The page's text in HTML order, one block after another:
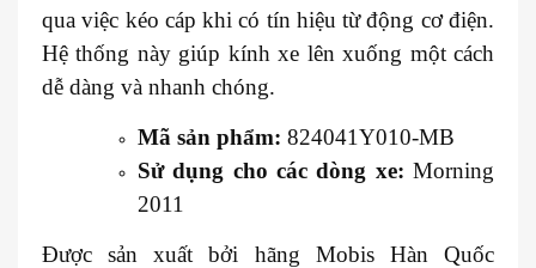
qua việc kéo cáp khi có tín hiệu từ động cơ điện.
Hệ thống này giúp kính xe lên xuống một cách
dễ dàng và nhanh chóng.
Mã sản phẩm: 824041Y010-MB
Sử dụng cho các dòng xe: Morning
2011
Được sản xuất bởi hãng Mobis Hàn Quốc